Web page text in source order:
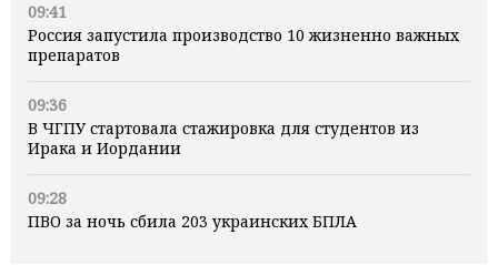
09:41
Россия запустила производство 10 жизненно важных
препаратов
09:36
В ЧГПУ стартовала стажировка для студентов из
Ирака и Иордании
09:28
ПВО за ночь сбила 203 украинских БПЛА